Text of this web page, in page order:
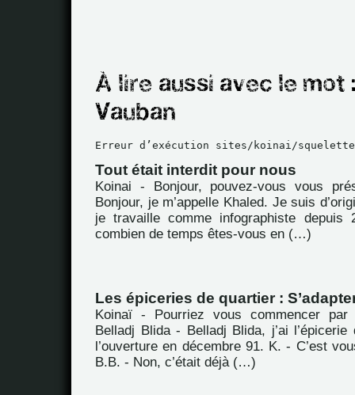
Erreur d’exécution sites/koinai/
Tout était interdit pour nous
Koinai - Bonjour, pouvez-vous vous
Bonjour, je m’appelle Khaled. Je suis
je travaille comme infographiste depuis
combien de temps êtes-vous en (…)
Les épiceries de quartier :
Koinaï - Pourriez vous commencer
Belladj Blida - Belladj Blida, j’ai l’épicerie
l’ouverture en décembre 91. K. - C’est
B.B. - Non, c’était déjà (…)